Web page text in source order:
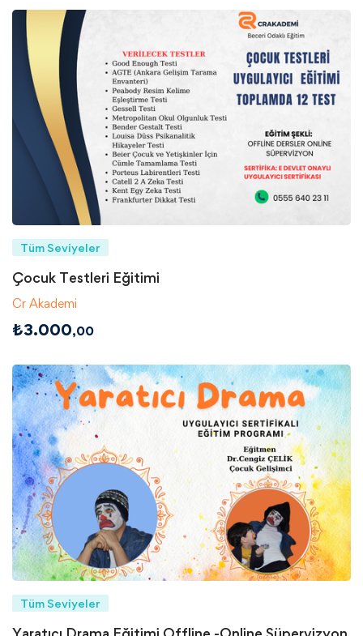
Tüm Seviyeler
Çocuk Testleri Eğitimi
Cr Akademi
₺3.000,00
Tüm Seviyeler